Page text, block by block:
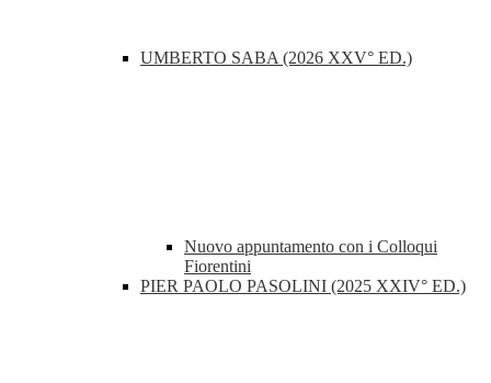
UMBERTO SABA (2026 XXV° ED.)
Nuovo appuntamento con i Colloqui
Fiorentini
PIER PAOLO PASOLINI (2025 XXIV° ED.)